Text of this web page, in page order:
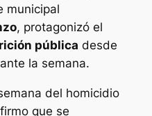
municipal
, protagonizó el
pública desde
la semana.
del homicidio
que se